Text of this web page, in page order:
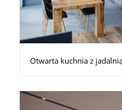
Otwarta kuchnia z